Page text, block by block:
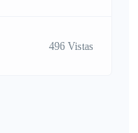
y
496 Vistas